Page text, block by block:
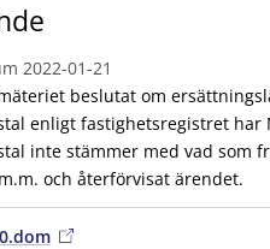
2022-01-21
beslutat om
enligt fastighetsregistret har
inte stämmer med vad som
och återförvisat ärendet.